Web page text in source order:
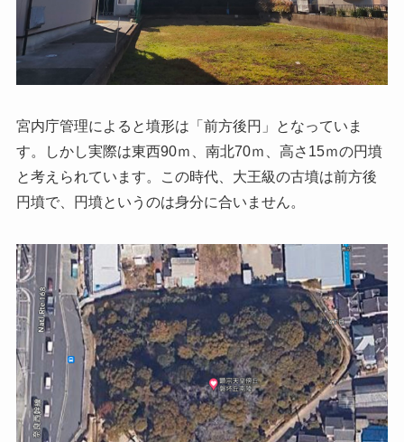
宮内庁管理によると墳形は「前方後円」となっていま
す。しかし実際は東西90ｍ、南北70ｍ、高さ15ｍの円墳
と考えられています。この時代、大王級の古墳は前方後
円墳で、円墳というのは身分に合いません。